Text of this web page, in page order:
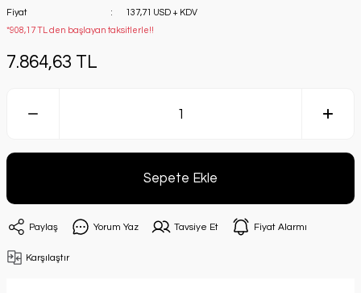
Fiyat
137,71 USD + KDV
*908,17 TL den başlayan taksitlerle!!
7.864,63 TL
Sepete Ekle
Paylaş Yorum Yaz Tavsiye Et Fiyat Alarmı
Karşılaştır